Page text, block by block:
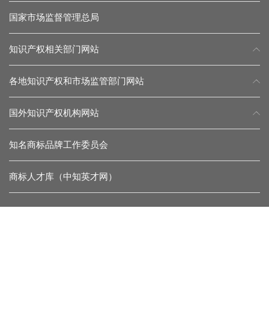
国家市场监督管理总局
知识产权相关部门网站
各地知识产权和市场监管部门网站
国外知识产权机构网站
知名商标品牌工作委员会
商标人才库（中知英才网）